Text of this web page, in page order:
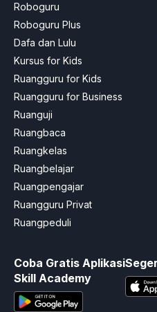
Roboguru
Roboguru Plus
Dafa dan Lulu
Kursus for Kids
Ruangguru for Kids
Ruangguru for Business
Ruanguji
Ruangbaca
Ruangkelas
Ruangbelajar
Ruangpengajar
Ruangguru Privat
Ruangpeduli
Coba Gratis Aplikasi
Skill Academy